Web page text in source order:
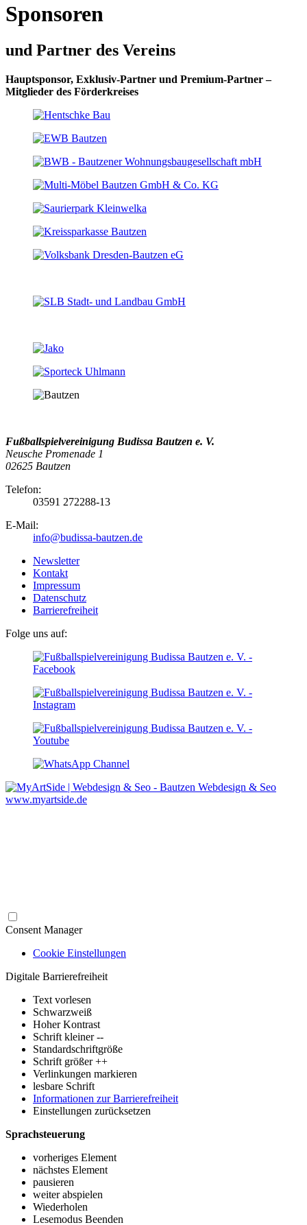
Sponsoren
und Partner des Vereins
Hauptsponsor, Exklusiv-Partner und Premium-Partner –
Mitglieder des Förderkreises
Fußballspielvereinigung Budissa Bautzen e. V.
Neusche Promenade 1
02625 Bautzen
Telefon:
03591 272288-13
E-Mail:
info@budissa-bautzen.de
Newsletter
Kontakt
Impressum
Datenschutz
Barrierefreiheit
Folge uns auf:
Webdesign & Seo
www.myartside.de
Consent Manager
Cookie Einstellungen
Digitale Barrierefreiheit
Text vorlesen
Schwarzweiß
Hoher Kontrast
Schrift kleiner --
Standardschriftgröße
Schrift größer ++
Verlinkungen markieren
lesbare Schrift
Informationen zur Barrierefreiheit
Einstellungen zurücksetzen
Sprachsteuerung
vorheriges Element
nächstes Element
pausieren
weiter abspielen
Wiederholen
Lesemodus Beenden